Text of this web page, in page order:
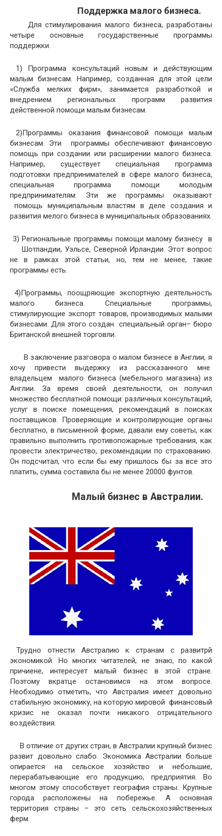
Поддержка малого бизнеса.
Для стимулирования малого бизнеса, разработаны
четыре основные государственные программы
поддержки.
1) Программа консультаций новым и действующим
малым бизнесам. Например, созданная для этой цели
«Служба мелких фирм», занимается разработкой и
внедрением региональных программ развития
действенной помощи малым бизнесам.
2)Программы оказания финансовой помощи малым
бизнесам. Эти программы обеспечивают финансовую
помощь при создании или расширении малого бизнеса.
Например, существует специальная программа
подготовки предпринимателей в сфере малого бизнеса,
специальная программа помощи молодым
предпринимателям. Эти же программы оказывают
помощь муниципальным властям в деле создания и
развития мелого бизнеса в муниципальных образованиях.
3) Региональные программы помощи малому бизнесу в
Шотландии, Уэльсе, Северной Ирландии. Этот вопрос
не в рамках этой статьи, но, тем не менее, такие
программы есть.
4)Программы, поощряющие экспортную деятельность
малого бизнеса. Специальные программы,
стимулирующие экспорт товаров, производимых малыми
бизнесами. Для этого создан специальный орган– бюро
Британской внешней торговли.
В заключение разговора о малом бизнесе в Англии, я
хочу привести выдержку из рассказанного мне
владельцем малого бизнеса (мебельного магазина) из
Англии. За время своей деятельности, он получил
множество бесплатной помощи: различных консультаций,
услуг в поиске помещения, рекомендаций в поисках
поставщиков. Проверяющие и контролирующие органы
бесплатно, в письменной форме, давали ему советы, как
правильно выполнить противопожарные требования, как
провести электричество, рекомендации по страхованию.
Он подсчитал, что если бы ему пришлось бы за все это
платить, сумма составила бы не менее 20000 фунтов.
Малый бизнес в Австралии.
Трудно отнести Австралию к странам с развитрй
экономикой. Но многих читателей, не знаю, по какой
причиене, интересует малый бизнес в этой стране.
Поэтому вкратце остановимся на этом вопросе.
Необходимо отметить, что Австралия имеет довольно
стабильную экономику, на которую мировой финансовый
кризис не оказал почти никакого отрицательного
воздействия.
В отличие от других стран, в Австралии крупный бизнес
развит довольно слабо. Экономика Австралии больше
опирается на сельское хозяйство и небольшие,
перерабатывающие его продукцию, предприятия. Во
многом этому способствует география страны. Крупные
города расположены на побережье. А основная
территория страны – это сеть сельскохозяйственных
ферм.